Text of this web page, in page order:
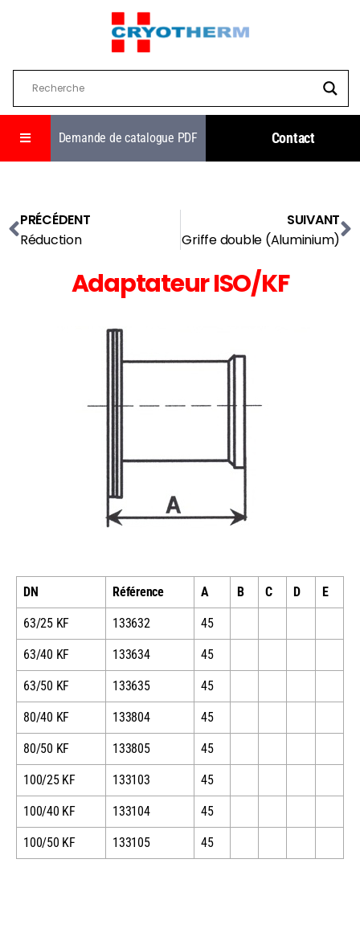
Demande de catalogue PDF Contact
PRÉCÉDENT
Réduction
SUIVANT
Griffe double (Aluminium)
Adaptateur ISO/KF
DN Référence A B C D E
63/25 KF 133632 45
63/40 KF 133634 45
63/50 KF 133635 45
80/40 KF 133804 45
80/50 KF 133805 45
100/25 KF 133103 45
100/40 KF 133104 45
100/50 KF 133105 45